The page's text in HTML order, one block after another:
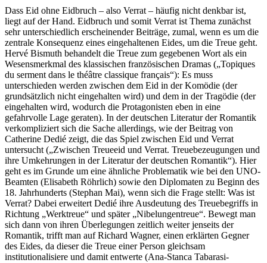
Dass Eid ohne Eidbruch – also Verrat – häufig nicht denkbar ist,
liegt auf der Hand. Eidbruch und somit Verrat ist Thema zunächst
sehr unterschiedlich erscheinender Beiträge, zumal, wenn es um die
zentrale Konsequenz eines eingehaltenen Eides, um die Treue geht.
Hervé Bismuth behandelt die Treue zum gegebenen Wort als ein
Wesensmerkmal des klassischen französischen Dramas („Topiques
du serment dans le théâtre classique français“): Es muss
unterschieden werden zwischen dem Eid in der Komödie (der
grundsätzlich nicht eingehalten wird) und dem in der Tragödie (der
eingehalten wird, wodurch die Protagonisten eben in eine
gefahrvolle Lage geraten). In der deutschen Literatur der Romantik
verkompliziert sich die Sache allerdings, wie der Beitrag von
Catherine Dedié zeigt, die das Spiel zwischen Eid und Verrat
untersucht („Zwischen Treueeid und Verrat. Treuebezeugungen und
ihre Umkehrungen in der Literatur der deutschen Romantik“). Hier
geht es im Grunde um eine ähnliche Problematik wie bei den UNO-
Beamten (Elisabeth Röhrlich) sowie den Diplomaten zu Beginn des
18. Jahrhunderts (Stephan Mai), wenn sich die Frage stellt: Was ist
Verrat? Dabei erweitert Dedié ihre Ausdeutung des Treuebegriffs in
Richtung „Werktreue“ und später „Nibelungentreue“. Bewegt man
sich dann von ihren Überlegungen zeitlich weiter jenseits der
Romantik, trifft man auf Richard Wagner, einen erklärten Gegner
des Eides, da dieser die Treue einer Person gleichsam
institutionalisiere und damit entwerte (Ana-Stanca Tabarasi-